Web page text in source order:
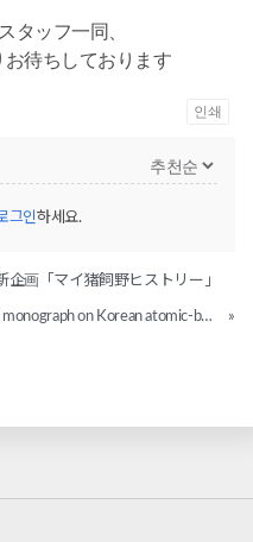
タッフ一同、
待ちしております
인쇄
그인 하세요.
画「マイ猪飼野ヒストリー」
한인 원폭피해자에 대한 신간 안내 A new monograph on Korean atomic-bomb victims »